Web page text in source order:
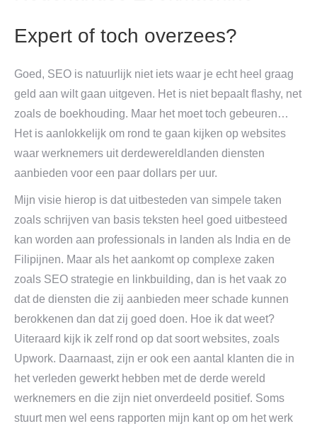
Expert of toch overzees?
Goed, SEO is natuurlijk niet iets waar je echt heel graag
geld aan wilt gaan uitgeven. Het is niet bepaalt flashy, net
zoals de boekhouding. Maar het moet toch gebeuren…
Het is aanlokkelijk om rond te gaan kijken op websites
waar werknemers uit derdewereldlanden diensten
aanbieden voor een paar dollars per uur.
Mijn visie hierop is dat uitbesteden van simpele taken
zoals schrijven van basis teksten heel goed uitbesteed
kan worden aan professionals in landen als India en de
Filipijnen. Maar als het aankomt op complexe zaken
zoals SEO strategie en linkbuilding, dan is het vaak zo
dat de diensten die zij aanbieden meer schade kunnen
berokkenen dan dat zij goed doen. Hoe ik dat weet?
Uiteraard kijk ik zelf rond op dat soort websites, zoals
Upwork. Daarnaast, zijn er ook een aantal klanten die in
het verleden gewerkt hebben met de derde wereld
werknemers en die zijn niet onverdeeld positief. Soms
stuurt men wel eens rapporten mijn kant op om het werk